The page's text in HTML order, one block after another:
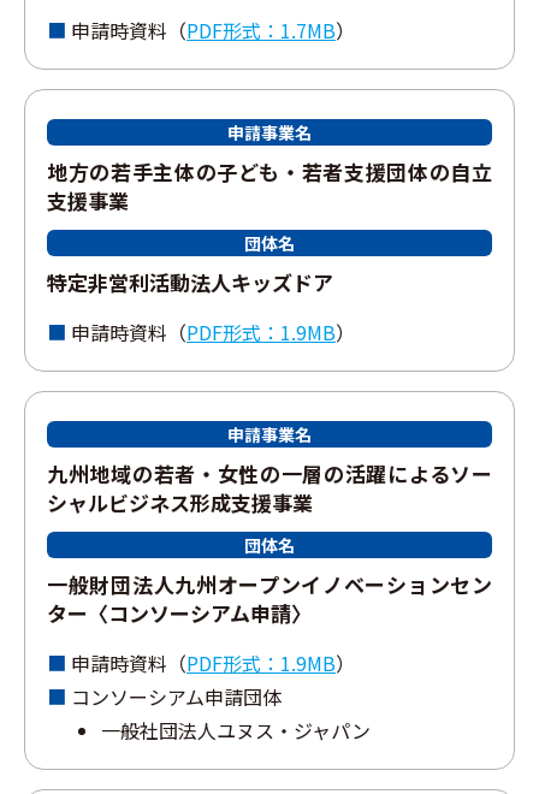
申請時資料（PDF形式：1.7MB）
申請事業名
地⽅の若⼿主体の⼦ども・若者⽀援団体の⾃⽴
⽀援事業
団体名
特定⾮営利活動法⼈キッズドア
申請時資料（PDF形式：1.9MB）
申請事業名
九州地域の若者・⼥性の⼀層の活躍によるソー
シャルビジネス形成⽀援事業
団体名
⼀般財団法⼈九州オープンイノベーションセン
ター〈コンソーシアム申請〉
申請時資料（PDF形式：1.9MB）
コンソーシアム申請団体
⼀般社団法⼈ユヌス・ジャパン